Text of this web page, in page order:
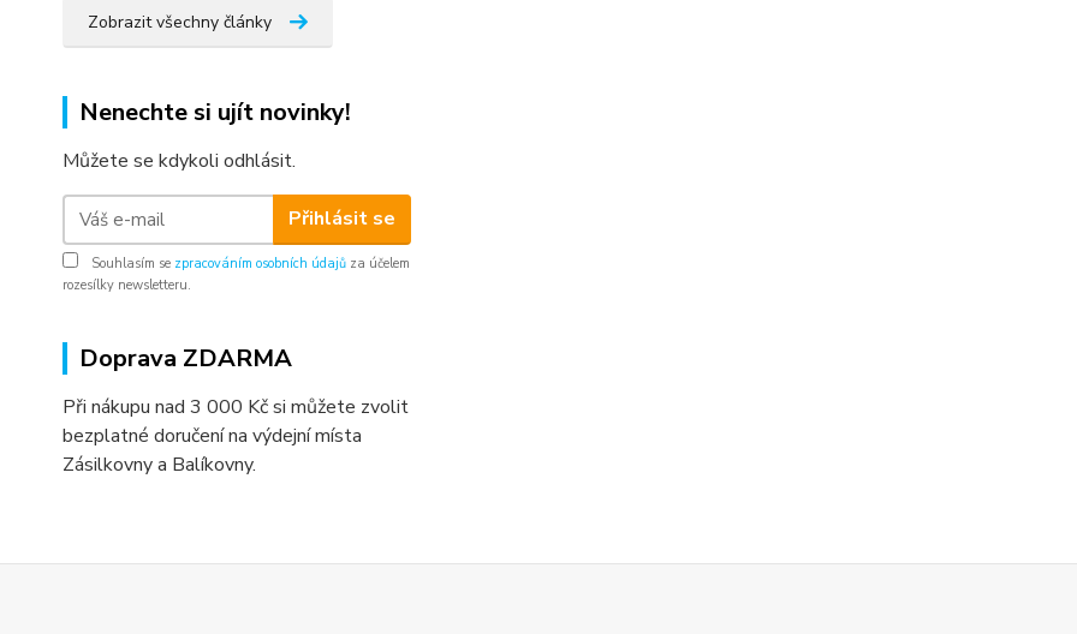
Zobrazit všechny články
Nenechte si ujít novinky!
Můžete se kdykoli odhlásit.
Přihlásit se
Souhlasím se zpracováním osobních údajů za účelem
rozesílky newsletteru.
Doprava ZDARMA
Při nákupu nad 3 000 Kč si můžete zvolit
bezplatné doručení na výdejní místa
Zásilkovny a Balíkovny.